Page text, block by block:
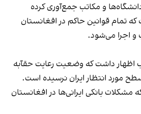
و مکاتب جمع‌آوری کرده
تمام قوانین حاکم در افغانستان
و اجرا می‌شود.
اظهار داشت که وضعیت رعایت حقآبه
مورد انتظار ایران نرسیده است.
مشکلات بانکی ایرانی‌ها در افغانستان